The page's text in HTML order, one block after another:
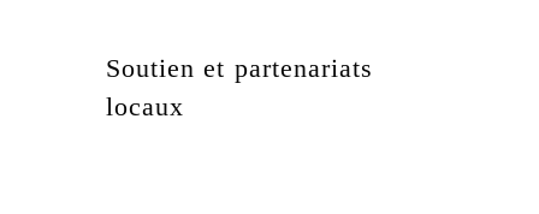
Soutien et partenariats
locaux